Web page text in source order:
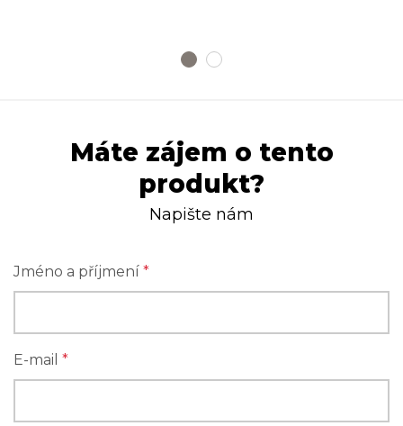
Máte zájem o tento
produkt?
Napište nám
Jméno a příjmení *
E-mail *